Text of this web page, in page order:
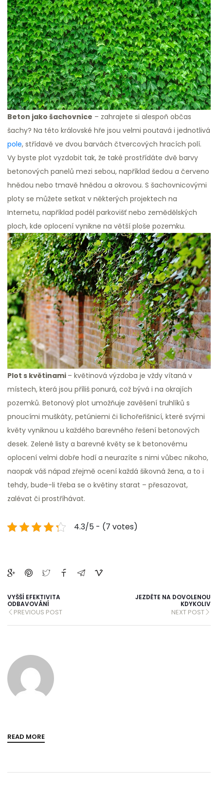
Beton jako šachovnice – zahrajete si alespoň občas
šachy? Na této královské hře jsou velmi poutavá i jednotlivá
pole, střídavě ve dvou barvách čtvercových hracích polí.
Vy byste plot vyzdobit tak, že také prostřídáte dvě barvy
betonových panelů mezi sebou, například šedou a červeno
hnědou nebo tmavě hnědou a okrovou. S šachovnicovými
ploty se můžete setkat v některých projektech na
Internetu, například podél parkovišť nebo zemědělských
ploch, kde oplocení vynikne na větší ploše pozemku.
Plot s květinami – květinová výzdoba je vždy vítaná v
místech, která jsou příliš ponurá, což bývá i na okrajích
pozemků. Betonový plot umožňuje zavěšení truhlíků s
pnoucími muškáty, petúniemi či lichořeřišnicí, které svými
květy vyniknou u každého barevného řešení betonových
desek. Zelené listy a barevné květy se k betonovému
oplocení velmi dobře hodí a neurazíte s nimi vůbec nikoho,
naopak váš nápad zřejmě ocení každá šikovná žena, a to i
tehdy, bude-li třeba se o květiny starat – přesazovat,
zalévat či prostříhávat.
4.3/5 - (7 votes)
VYŠŠÍ EFEKTIVITA
ODBAVOVÁNÍ
PREVIOUS POST
JEZDĚTE NA DOVOLENOU
KDYKOLIV
NEXT POST
READ MORE